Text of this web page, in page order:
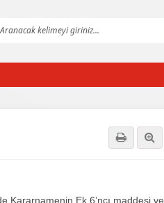
Kararnamenin Ek 6’ncı maddesi ve